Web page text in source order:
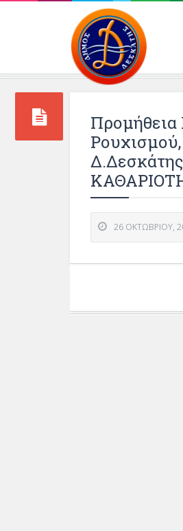
Προμήθεια
26 ΟΚΤΩΒΡΊΟΥ,